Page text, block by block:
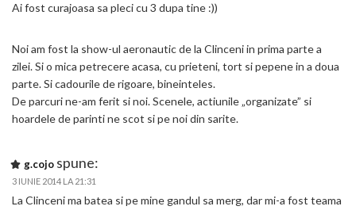
Ai fost curajoasa sa pleci cu 3 dupa tine :))
Noi am fost la show-ul aeronautic de la Clinceni in prima parte a
zilei. Si o mica petrecere acasa, cu prieteni, tort si pepene in a doua
parte. Si cadourile de rigoare, bineinteles.
De parcuri ne-am ferit si noi. Scenele, actiunile „organizate” si
hoardele de parinti ne scot si pe noi din sarite.
g.cojo spune:
3 IUNIE 2014 LA 21:31
La Clinceni ma batea si pe mine gandul sa merg, dar mi-a fost teama